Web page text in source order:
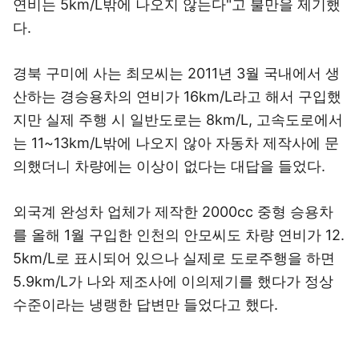
연비는 5km/L밖에 나오지 않는다"고 불만을 제기했
다.
경북 구미에 사는 최모씨는 2011년 3월 국내에서 생
산하는 경승용차의 연비가 16km/L라고 해서 구입했
지만 실제 주행 시 일반도로는 8km/L, 고속도로에서
는 11~13km/L밖에 나오지 않아 자동차 제작사에 문
의했더니 차량에는 이상이 없다는 대답을 들었다.
외국계 완성차 업체가 제작한 2000cc 중형 승용차
를 올해 1월 구입한 인천의 안모씨도 차량 연비가 12.
5km/L로 표시되어 있으나 실제로 도로주행을 하면
5.9km/L가 나와 제조사에 이의제기를 했다가 정상
수준이라는 냉랭한 답변만 들었다고 했다.